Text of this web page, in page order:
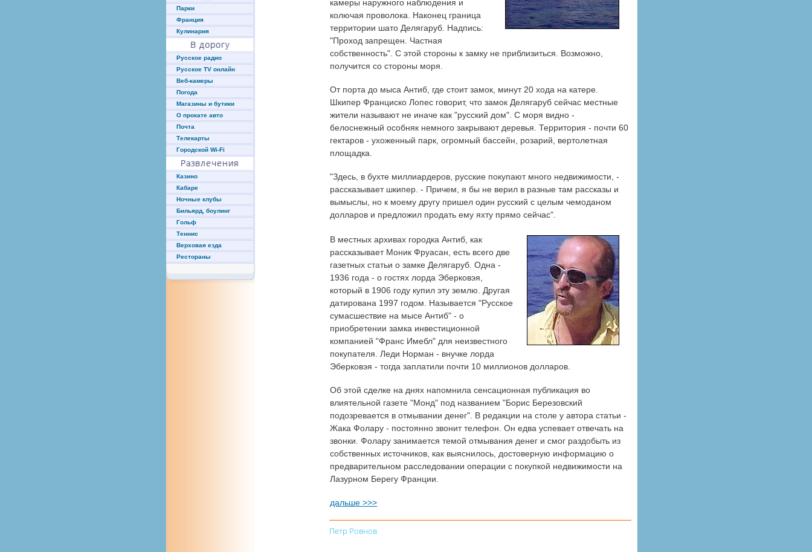
Парки
Франция
Кулинария
В дорогу
Русское радио
Русское TV онлайн
Веб-камеры
Погода
Магазины и бутики
О прокате авто
Почта
Телекарты
Городской Wi-Fi
Развлечения
Казино
Кабаре
Ночные клубы
Бильярд, боулинг
Гольф
Теннис
Верховая езда
Рестораны
камеры наружного наблюдения и
колючая проволока. Наконец граница
территории шато Делягаруб. Надпись:
"Проход запрещен. Частная
собственность". С этой стороны к замку не приблизиться. Возможно,
получится со стороны моря.
От порта до мыса Антиб, где стоит замок, минут 20 хода на катере.
Шкипер Франциско Лопес говорит, что замок Делягаруб сейчас местные
жители называют не иначе как "русский дом". С моря видно -
белоснежный особняк немного закрывают деревья. Территория - почти 60
гектаров - ухоженный парк, огромный бассейн, розарий, вертолетная
площадка.
"Здесь, в бухте миллиардеров, русские покупают много недвижимости, -
рассказывает шкипер. - Причем, я бы не верил в разные там рассказы и
вымыслы, но к моему другу пришел один русский с целым чемоданом
долларов и предложил продать ему яхту прямо сейчас".
В местных архивах городка Антиб, как
рассказывает Моник Фруасан, есть всего две
газетных статьи о замке Делягаруб. Одна -
1936 года - о гостях лорда Эберковэя,
который в 1906 году купил эту землю. Другая
датирована 1997 годом. Называется "Русское
сумасшествие на мысе Антиб" - о
приобретении замка инвестиционной
компанией "Франс Имебл" для неизвестного
покупателя. Леди Норман - внучке лорда
Эберковэя - тогда заплатили почти 10 миллионов долларов.
Об этой сделке на днях напомнила сенсационная публикация во
влиятельной газете "Монд" под названием "Борис Березовский
подозревается в отмывании денег". В редакции на столе у автора статьи -
Жака Фолару - постоянно звонит телефон. Он едва успевает отвечать на
звонки. Фолару занимается темой отмывания денег и смог раздобыть из
собственных источников, как выяснилось, достоверную информацию о
предварительном расследовании операции с покупкой недвижимости на
Лазурном Берегу Франции.
дальше >>>
Петр Ровнов